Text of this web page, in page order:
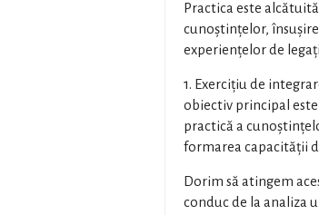
Practica este
cunoștințelor,
experiențelor de
1. Exercițiu de
obiectiv principal
practică a
formarea capacității
Dorim să atingem
conduc de la analiza